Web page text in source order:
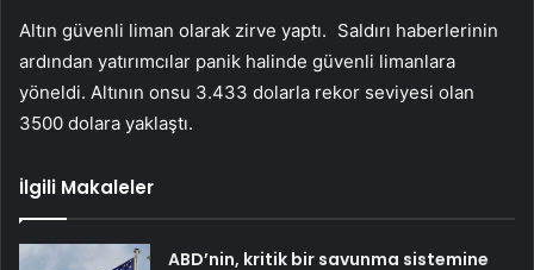
Altın güvenli liman olarak zirve yaptı. Saldırı haberlerinin
ardından yatırımcılar panik halinde güvenli limanlara
yöneldi. Altının onsu 3.433 dolarla rekor seviyesi olan
3500 dolara yaklaştı.
İlgili Makaleler
ABD’nin, kritik bir savunma sistemine